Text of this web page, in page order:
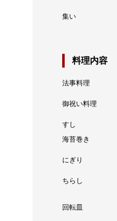
集い
料理内容
法事料理
御祝い料理
すし
海苔巻き
にぎり
ちらし
回転皿